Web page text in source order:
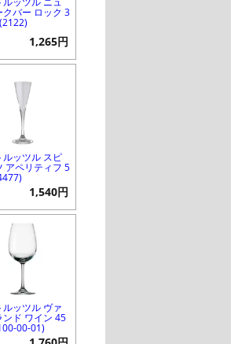
クバー ロック 3
1,265円
ルッツル スピ
アペリティフ 5
1,540円
ルッツル ヴァ
ンド ワイン 45
00-01)